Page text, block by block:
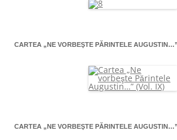
CARTEA „NE VORBEŞTE PĂRINTELE
CARTEA „NE VORBEŞTE PĂRINTELE